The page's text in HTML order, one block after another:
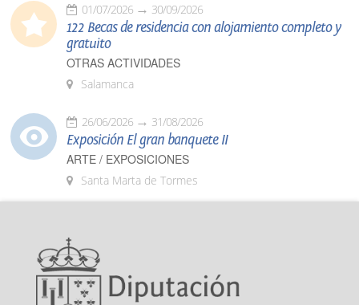
01/07/2026 30/09/2026
122 Becas de residencia con alojamiento completo y
gratuito
OTRAS ACTIVIDADES
Salamanca
26/06/2026 31/08/2026
Exposición El gran banquete II
ARTE / EXPOSICIONES
Santa Marta de Tormes